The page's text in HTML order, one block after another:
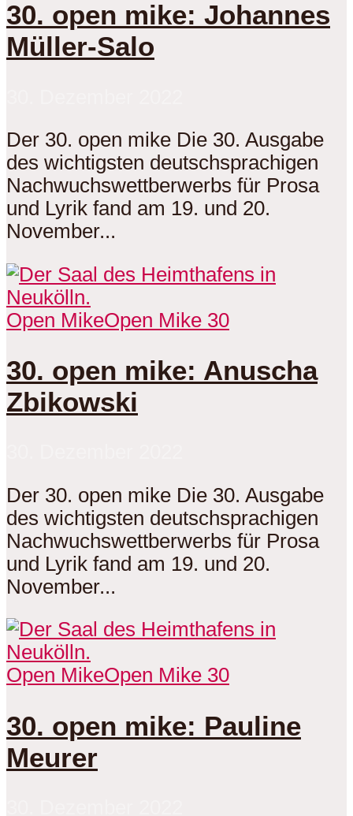
30. open mike: Johannes
Müller-Salo
Der 30. open mike Die 30. Ausgabe
des wichtigsten deutschsprachigen
Nachwuchswettberwerbs für Prosa
und Lyrik fand am 19. und 20.
November...
Open MikeOpen Mike 30
30. open mike: Anuscha
Zbikowski
Der 30. open mike Die 30. Ausgabe
des wichtigsten deutschsprachigen
Nachwuchswettberwerbs für Prosa
und Lyrik fand am 19. und 20.
November...
Open MikeOpen Mike 30
30. open mike: Pauline
Meurer